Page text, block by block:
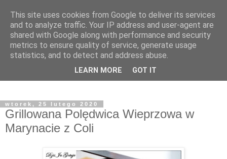
wtorek, 25 lutego 2020
Grillowana Polędwica Wieprzowa w
Marynacie z Coli
This site uses cookies from Google to deliver its services
and to analyze traffic. Your IP address and user-agent are
shared with Google along with performance and security
metrics to ensure quality of service, generate usage
statistics, and to detect and address abuse.
LEARN MORE GOT IT